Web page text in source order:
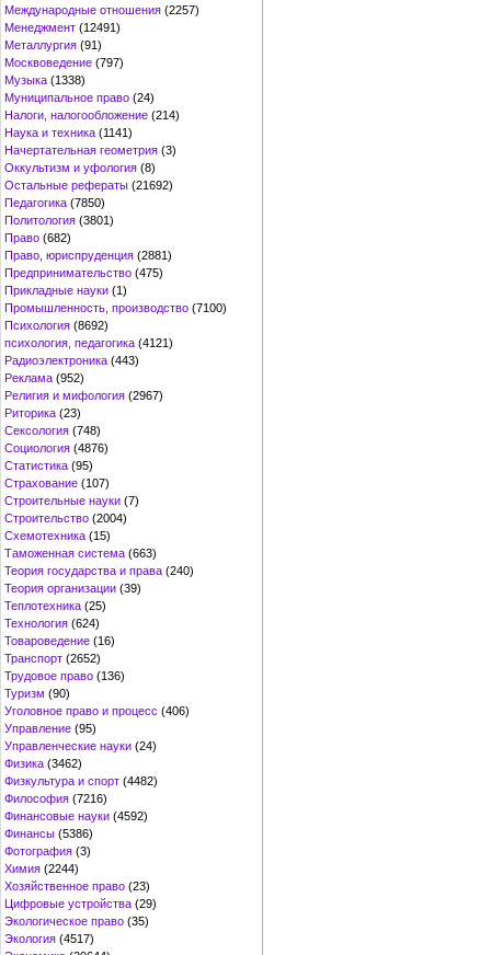
Международные отношения (2257)
Менеджмент (12491)
Металлургия (91)
Москвоведение (797)
Музыка (1338)
Муниципальное право (24)
Налоги, налогообложение (214)
Наука и техника (1141)
Начертательная геометрия (3)
Оккультизм и уфология (8)
Остальные рефераты (21692)
Педагогика (7850)
Политология (3801)
Право (682)
Право, юриспруденция (2881)
Предпринимательство (475)
Прикладные науки (1)
Промышленность, производство (7100)
Психология (8692)
психология, педагогика (4121)
Радиоэлектроника (443)
Реклама (952)
Религия и мифология (2967)
Риторика (23)
Сексология (748)
Социология (4876)
Статистика (95)
Страхование (107)
Строительные науки (7)
Строительство (2004)
Схемотехника (15)
Таможенная система (663)
Теория государства и права (240)
Теория организации (39)
Теплотехника (25)
Технология (624)
Товароведение (16)
Транспорт (2652)
Трудовое право (136)
Туризм (90)
Уголовное право и процесс (406)
Управление (95)
Управленческие науки (24)
Физика (3462)
Физкультура и спорт (4482)
Философия (7216)
Финансовые науки (4592)
Финансы (5386)
Фотография (3)
Химия (2244)
Хозяйственное право (23)
Цифровые устройства (29)
Экологическое право (35)
Экология (4517)